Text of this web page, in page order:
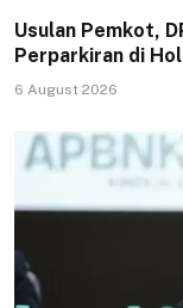
Usulan Pemkot,
Perparkiran di
6 August 2026